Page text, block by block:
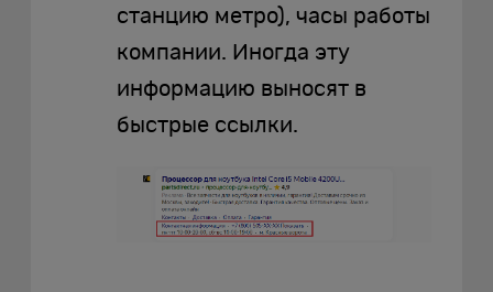
станцию метро), часы работы
компании. Иногда эту
информацию выносят в
быстрые ссылки.